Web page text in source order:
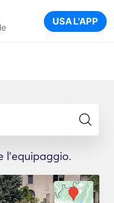
USA L'APP
l'equipaggio.